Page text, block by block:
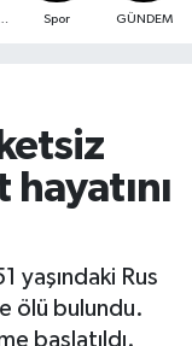
Spor GÜNDEM
yaşındaki Rus
ölü bulundu.
başlatıldı.
Haritası